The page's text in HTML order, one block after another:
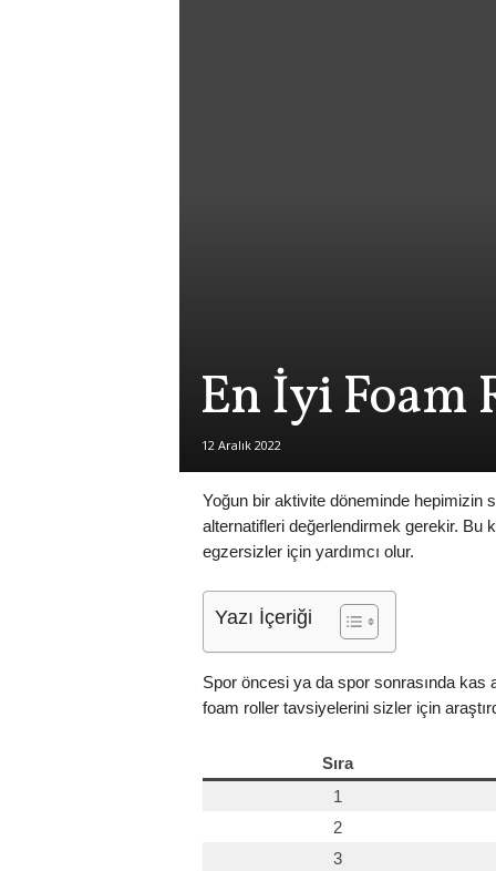
En İyi Foam
12 Aralık 2022
Yoğun bir aktivite döneminde hepimizin
alternatifleri değerlendirmek gerekir. Bu
egzersizler için yardımcı olur.
Yazı İçeriği
Spor öncesi ya da spor sonrasında kas
foam roller tavsiyelerini sizler için
Sıra
1
2
3